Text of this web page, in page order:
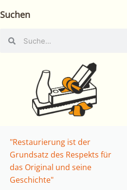
Suchen
"Restaurierung ist der
Grundsatz des Respekts für
das Original und seine
Geschichte"